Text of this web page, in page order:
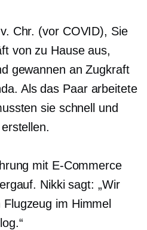
Chr. (vor COVID), Sie
von zu Hause aus,
gewannen an Zugkraft
Als das Paar arbeitete
sie schnell und
mit E-Commerce
Nikki sagt: „Wir
im Himmel